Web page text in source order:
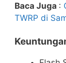
Baca Juga :
TWRP di